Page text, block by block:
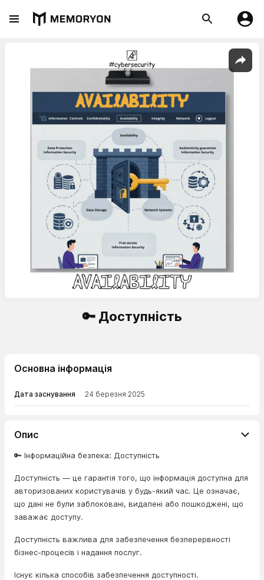
🔑 Доступність
Основна інформація
Дата заснування 24 березня 2025
Опис
🔑 Інформаційна безпека: Доступність
Доступність — це гарантія того, що інформація доступна для
авторизованих користувачів у будь-який час. Це означає,
що дані не були заблоковані, видалені або пошкоджені, що
заважає доступу.
Доступність важлива для забезпечення безперервності
бізнес-процесів і надання послуг.
Існує кілька способів забезпечення доступності.